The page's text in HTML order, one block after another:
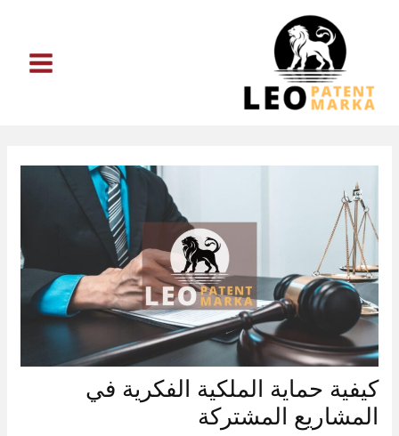
كيفية حماية الملكية الفكرية في
المشاريع المشتركة